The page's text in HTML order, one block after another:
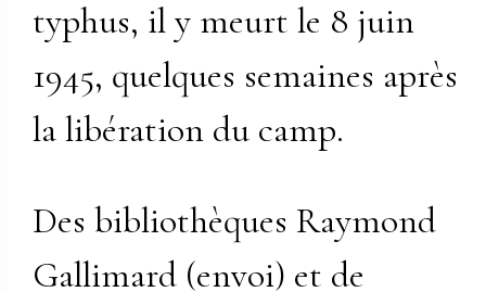
typhus, il y meurt le 8 juin
1945, quelques semaines après
la libération du camp.
Des bibliothèques Raymond
Gallimard (envoi) et de